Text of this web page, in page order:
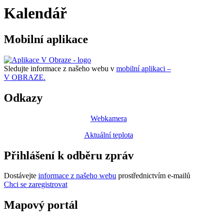
Kalendář
Mobilní aplikace
Sledujte informace z našeho webu v mobilní aplikaci –
V OBRAZE.
Odkazy
Webkamera
Aktuální teplota
Přihlášení k odběru zpráv
Dostávejte informace z našeho webu prostřednictvím e-mailů
Chci se zaregistrovat
Mapový portál